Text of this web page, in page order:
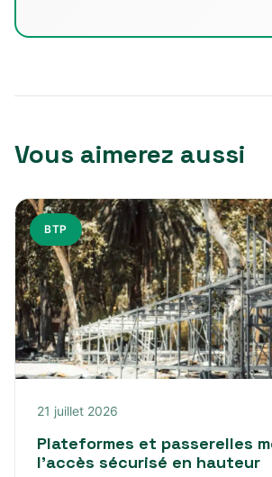
Vous aimerez aussi
BTP
21 juillet 2026
Plateformes et passerelles
l’accès sécurisé en hauteur